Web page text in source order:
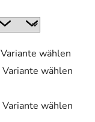
Variante wählen
Variante wählen
Variante wählen